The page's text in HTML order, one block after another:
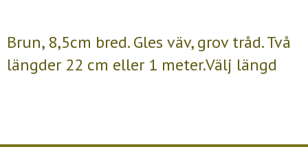
Brun, 8,5cm bred. Gles väv, grov tråd. Två
längder 22 cm eller 1 meter.Välj längd